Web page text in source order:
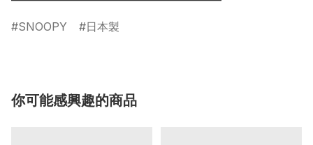
SNOOPY 日本製
你可能感興趣的商品